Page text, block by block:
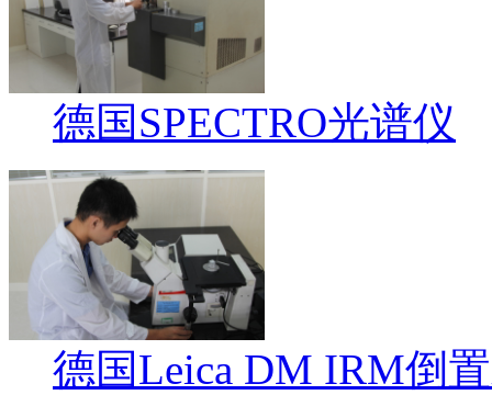
德国SPECTRO光谱仪
德国Leica DM IRM倒